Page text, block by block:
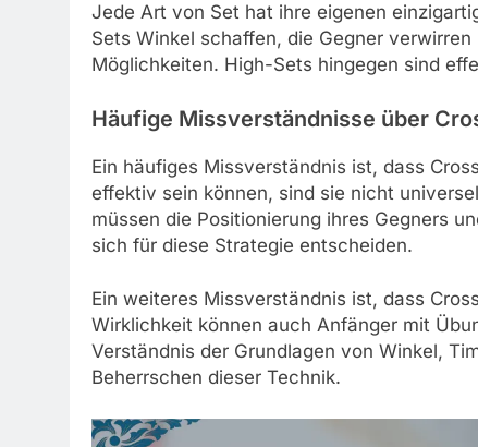
Jede Art von Set hat ihre eigenen
Sets Winkel schaffen, die Gegner
Möglichkeiten. High-Sets hingegen sind
Häufige Missverständnisse über
Ein häufiges Missverständnis ist, dass
effektiv sein können, sind sie nicht
müssen die Positionierung ihres Gegners
sich für diese Strategie entscheiden.
Ein weiteres Missverständnis ist, dass
Wirklichkeit können auch Anfänger mit
Verständnis der Grundlagen von Winkel,
Beherrschen dieser Technik.